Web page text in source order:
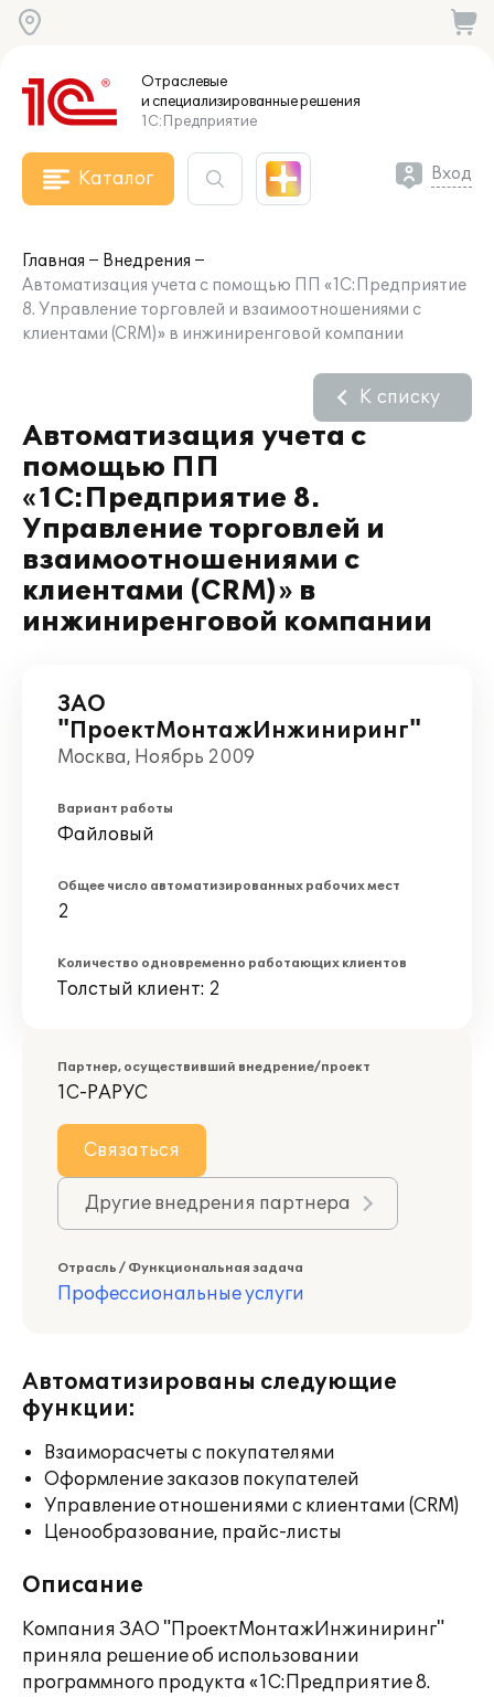
Отраслевые
и специализированныерешения
1С:Предприятие
Каталог Вход
Главная
Внедрения
Автоматизация учета с помощью ПП «1С:Предприятие
8. Управление торговлей и взаимоотношениями с
клиентами (CRM)» в инжиниренговой компании
Автоматизация учета с
помощью ПП
«1С:Предприятие 8.
Управление торговлей и
взаимоотношениями с
клиентами (CRM)» в
инжиниренговой компании
К списку
ЗАО
"ПроектМонтажИнжиниринг"
Москва, Ноябрь 2009
Вариант работы
Файловый
Общее число автоматизированных рабочих мест
2
Количество одновременно работающих клиентов
Толстый клиент: 2
Партнер, осуществивший внедрение/проект
1С-РАРУС
Связаться
Другие внедрения партнера
Отрасль / Функциональная задача
Профессиональные услуги
Автоматизированы следующие
функции:
Взаиморасчеты с покупателями
Оформление заказов покупателей
Управление отношениями с клиентами (CRM)
Ценообразование, прайс-листы
Описание
Компания ЗАО "ПроектМонтажИнжиниринг"
приняла решение об использовании
программного продукта «1С:Предприятие 8.